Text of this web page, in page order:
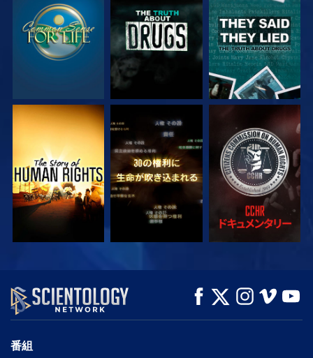
観る 観る 観る
観る 観る 観る
観る シリーズを探求
番組